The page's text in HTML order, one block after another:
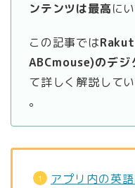
ンテンツは最高に
この記事では
ABCmouse)のデジ
て詳しく解説して
。
アプリ内の英